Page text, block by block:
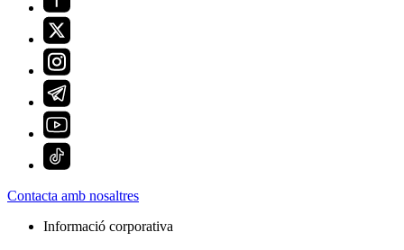
Contacta amb nosaltres
Informació corporativa